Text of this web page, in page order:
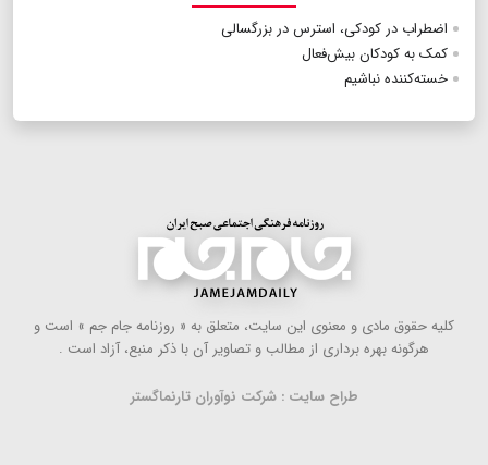
اضطراب در کودکی، استرس در بزرگسالی
کمک به کودکان بیش‌فعال
خسته‌کننده نباشیم
كلیه حقوق مادی و معنوی این سایت، متعلق به « روزنامه جام جم » است و
هرگونه بهره ‌برداری از مطالب و تصاویر آن با ذكر منبع، آزاد است .
طراح سایت : شرکت نوآوران تارنماگستر